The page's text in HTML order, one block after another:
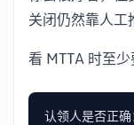
关闭仍然靠人工
看 MTTA 时至少
认领人是否正确